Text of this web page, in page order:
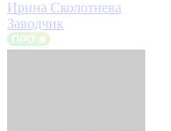
Ирина Сколотнева
Заводчик